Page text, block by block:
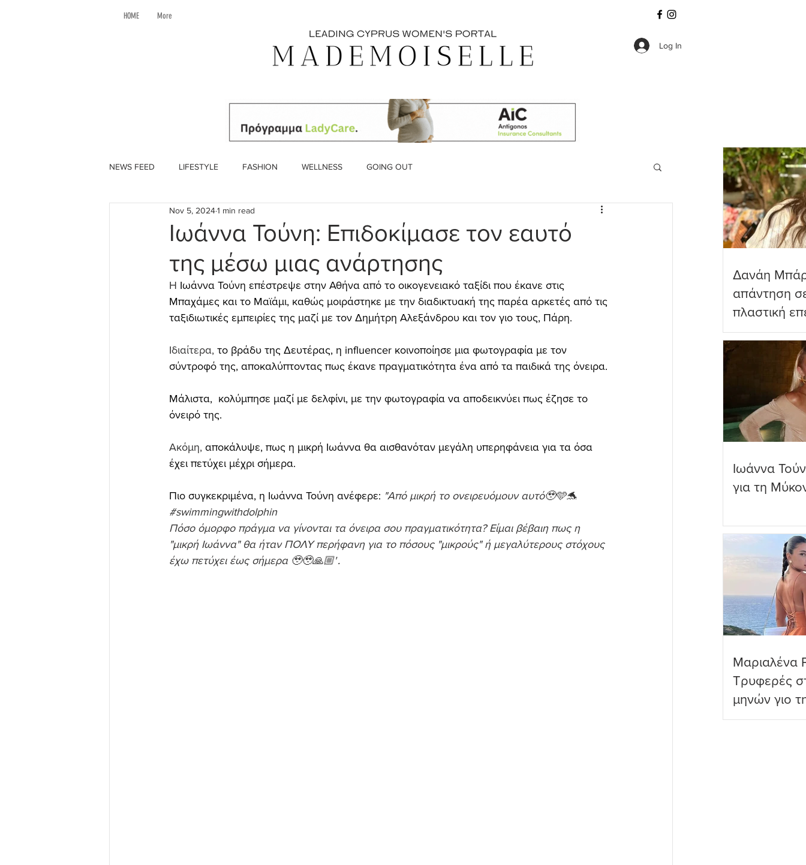
HOME More
Log In
NEWS FEED LIFESTYLE FASHION WELLNESS GOING OUT
Ιωάννα Τούνη: Επιδοκίμασε τον εαυτό
της μέσω μιας ανάρτησης
Nov 5, 20241 min read
Η Ιωάννα Τούνη επέστρεψε στην Αθήνα από το οικογενειακό ταξίδι που έκανε στις
Μπαχάμες και το Μαϊάμι, καθώς μοιράστηκε με την διαδικτυακή της παρέα αρκετές από τις
ταξιδιωτικές εμπειρίες της μαζί με τον Δημήτρη Αλεξάνδρου και τον γιο τους, Πάρη.
Ιδιαίτερα, το βράδυ της Δευτέρας, η influencer κοινοποίησε μια φωτογραφία με τον
σύντροφό της, αποκαλύπτοντας πως έκανε πραγματικότητα ένα από τα παιδικά της όνειρα.
Μάλιστα,  κολύμπησε μαζί με δελφίνι, με την φωτογραφία να αποδεικνύει πως έζησε το
όνειρό της.
Ακόμη, αποκάλυψε, πως η μικρή Ιωάννα θα αισθανόταν μεγάλη υπερηφάνεια για τα όσα
έχει πετύχει μέχρι σήμερα.
Πιο συγκεκριμένα, η Ιωάννα Τούνη ανέφερε: "Από μικρή το ονειρευόμουν αυτό🥹🩵🐬
#swimmingwithdolphin
Πόσο όμορφο πράγμα να γίνονται τα όνειρα σου πραγματικότητα? Είμαι βέβαιη πως η
"μικρή Ιωάννα" θα ήταν ΠΟΛΥ περήφανη για το πόσους "μικρούς" ή μεγαλύτερους στόχους
έχω πετύχει έως σήμερα 🥹🥹🙏🏼".
Δανάη
απάντηση
πλαστική
ωραιότερο
Ιωάννα
για τη
Μαριαλένα
Τρυφερές
μηνών γιο